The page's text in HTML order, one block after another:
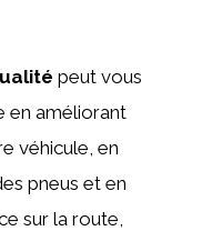
peut vous
en améliorant
véhicule, en
pneus et en
sur la route,